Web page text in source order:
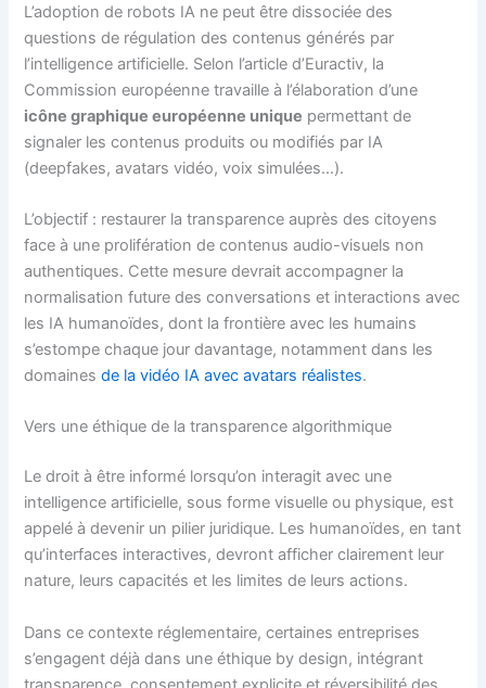
L’adoption de robots IA ne peut être dissociée des
questions de régulation des contenus générés par
l’intelligence artificielle. Selon l’article d’Euractiv, la
Commission européenne travaille à l’élaboration d’une
icône graphique européenne unique permettant de
signaler les contenus produits ou modifiés par IA
(deepfakes, avatars vidéo, voix simulées…).
L’objectif : restaurer la transparence auprès des citoyens
face à une prolifération de contenus audio-visuels non
authentiques. Cette mesure devrait accompagner la
normalisation future des conversations et interactions avec
les IA humanoïdes, dont la frontière avec les humains
s’estompe chaque jour davantage, notamment dans les
domainesde la vidéo IA avec avatars réalistes.
Vers une éthique de la transparence algorithmique
Le droit à être informé lorsqu’on interagit avec une
intelligence artificielle, sous forme visuelle ou physique, est
appelé à devenir un pilier juridique. Les humanoïdes, en tant
qu’interfaces interactives, devront afficher clairement leur
nature, leurs capacités et les limites de leurs actions.
Dans ce contexte réglementaire, certaines entreprises
s’engagent déjà dans une éthique by design, intégrant